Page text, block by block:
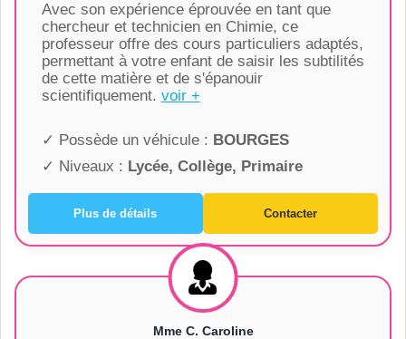
Avec son expérience éprouvée en tant que
chercheur et technicien en Chimie, ce
professeur offre des cours particuliers adaptés,
permettant à votre enfant de saisir les subtilités
de cette matière et de s'épanouir
scientifiquement. voir +
✓ Possède un véhicule : BOURGES
✓ Niveaux : Lycée, Collège, Primaire
Plus de détails Contacter
Mme C. Caroline